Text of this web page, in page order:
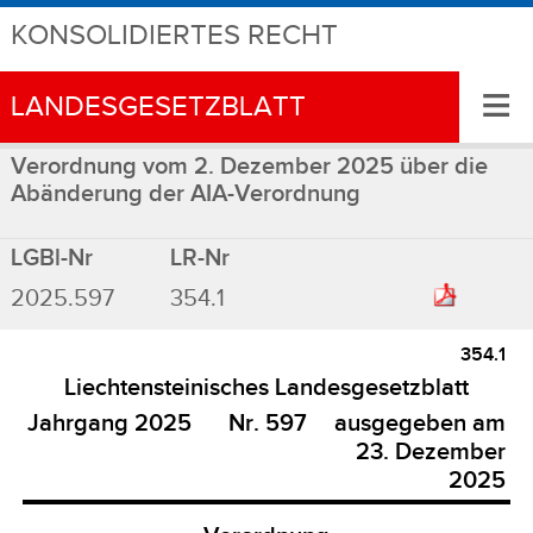
KONSOLIDIERTES RECHT
LANDESGESETZBLATT ≡
Verordnung vom 2. Dezember 2025 über die
Abänderung der AIA-Verordnung
LGBl-Nr
LR-Nr
2025.597
354.1